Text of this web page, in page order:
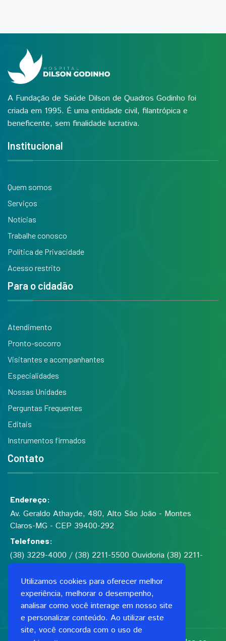
Utilizamos cookies para oferecer melhor
experiência, melhorar o desempenho,
analisar como você interage em nosso site
e personalizar conteúdo. Ao utilizar este
site, você concorda com o uso de
A Fundação de Saúde Dilson de Quadros Godinho foi
criada em 1995. É uma entidade civil, filantrópica e
beneficente, sem finalidade lucrativa.
Institucional
Quem somos
Serviços
Notícias
Trabalhe conosco
Política de Privacidade
Acesso restrito
Para o cidadão
Atendimento
Pronto-socorro
Visitantes e acompanhantes
Especialidades
Nossas Unidades
Perguntas Frequentes
Editais
Instrumentos firmados
Contato
Endereço:
Av. Geraldo Athayde, 480, Alto São João - Montes
Claros-MG - CEP 39400-292
Telefones:
(38) 3229-4000 / (38) 2211-5500 Ouvidoria (38) 2211-
5555
Fundação de Saúde Dilson de Quadros Godinho
CNPJ: 00.991.591/0001-06